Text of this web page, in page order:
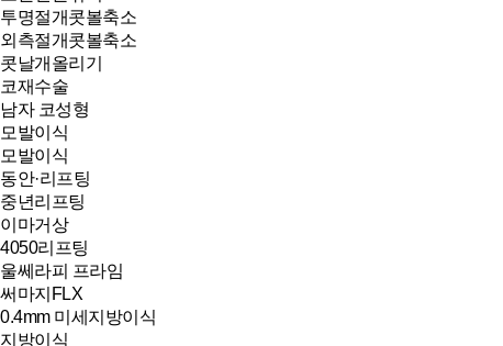
투명절개콧볼축소
외측절개콧볼축소
콧날개올리기
코재수술
남자 코성형
모발이식
모발이식
동안·리프팅
중년리프팅
이마거상
4050리프팅
울쎄라피 프라임
써마지FLX
0.4mm 미세지방이식
지방이식